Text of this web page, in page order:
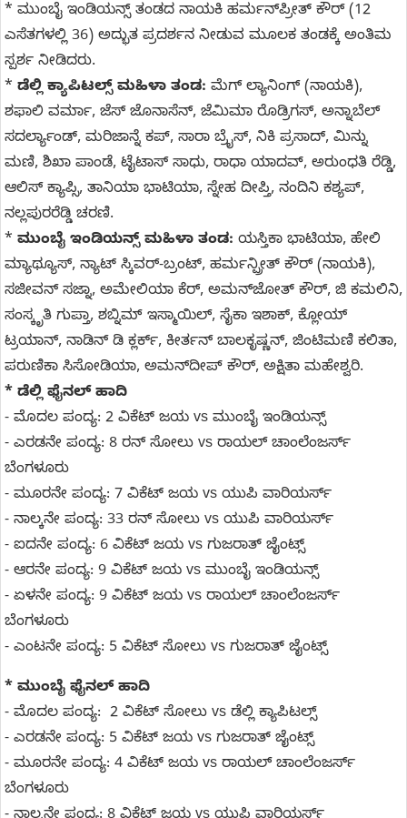
* ಮುಂಬೈ ಇಂಡಿಯನ್ಸ್ ತಂಡದ ನಾಯಕಿ ಹರ್ಮನ್‌ಪ್ರೀತ್ ಕೌರ್ (12
ಎಸೆತಗಳಲ್ಲಿ 36) ಅದ್ಭುತ ಪ್ರದರ್ಶನ ನೀಡುವ ಮೂಲಕ ತಂಡಕ್ಕೆ ಅಂತಿಮ
ಸ್ಪರ್ಶ ನೀಡಿದರು.
* ಡೆಲ್ಲಿ ಕ್ಯಾಪಿಟಲ್ಸ್ ಮಹಿಳಾ ತಂಡ: ಮೆಗ್ ಲ್ಯಾನಿಂಗ್ (ನಾಯಕಿ),
ಶಫಾಲಿ ವರ್ಮಾ, ಜೆಸ್ ಜೊನಾಸೆನ್, ಜೆಮಿಮಾ ರೊಡ್ರಿಗಸ್, ಅನ್ನಾಬೆಲ್
ಸದರ್ಲ್ಯಾಂಡ್, ಮರಿಜಾನ್ನೆ ಕಪ್, ಸಾರಾ ಬ್ರೈಸ್, ನಿಕಿ ಪ್ರಸಾದ್, ಮಿನ್ನು
ಮಣಿ, ಶಿಖಾ ಪಾಂಡೆ, ಟೈಟಾಸ್ ಸಾಧು, ರಾಧಾ ಯಾದವ್, ಅರುಂಧತಿ ರೆಡ್ಡಿ,
ಆಲಿಸ್ ಕ್ಯಾಪ್ಸಿ, ತಾನಿಯಾ ಭಾಟಿಯಾ, ಸ್ನೇಹ ದೀಪ್ತಿ, ನಂದಿನಿ ಕಶ್ಯಪ್,
ನಲ್ಲಪುರರೆಡ್ಡಿ ಚರಣಿ.
* ಮುಂಬೈ ಇಂಡಿಯನ್ಸ್ ಮಹಿಳಾ ತಂಡ: ಯಸ್ತಿಕಾ ಭಾಟಿಯಾ, ಹೇಲಿ
ಮ್ಯಾಥ್ಯೂಸ್, ನ್ಯಾಟ್ ಸ್ಕಿವರ್-ಬ್ರಂಟ್, ಹರ್ಮನ್ಪ್ರೀತ್ ಕೌರ್ (ನಾಯಕಿ),
ಸಜೀವನ್ ಸಜ್ನಾ, ಅಮೇಲಿಯಾ ಕೆರ್, ಅಮನ್‌ಜೋತ್ ಕೌರ್, ಜಿ ಕಮಲಿನಿ,
ಸಂಸ್ಕೃತಿ ಗುಪ್ತಾ, ಶಬ್ನಿಮ್ ಇಸ್ಮಾಯಿಲ್, ಸೈಕಾ ಇಶಾಕ್, ಕ್ಲೋಯ್
ಟ್ರಯಾನ್, ನಾಡಿನ್ ಡಿ ಕ್ಲರ್ಕ್, ಕೀರ್ತನ್ ಬಾಲಕೃಷ್ಣನ್, ಜಿಂಟಿಮಣಿ ಕಲಿತಾ,
ಪರುಣಿಕಾ ಸಿಸೋಡಿಯಾ, ಅಮನ್‌ದೀಪ್ ಕೌರ್, ಅಕ್ಷಿತಾ ಮಹೇಶ್ವರಿ.
* ಡೆಲ್ಲಿ ಫೈನಲ್‌ ಹಾದಿ
- ಮೊದಲ ಪಂದ್ಯ: 2 ವಿಕೆಟ್‌ ಜಯ vs ಮುಂಬೈ ಇಂಡಿಯನ್ಸ್‌
- ಎರಡನೇ ಪಂದ್ಯ: 8 ರನ್ ಸೋಲು vs ರಾಯಲ್‌ ಚಾಂಲೆಂಜರ್ಸ್‌
ಬೆಂಗಳೂರು
- ಮೂರನೇ ಪಂದ್ಯ: 7 ವಿಕೆಟ್‌ ಜಯ vs ಯುಪಿ ವಾರಿಯರ್ಸ್‌
- ನಾಲ್ಕನೇ ಪಂದ್ಯ: 33 ರನ್‌ ಸೋಲು vs ಯುಪಿ ವಾರಿಯರ್ಸ್‌
- ಐದನೇ ಪಂದ್ಯ: 6 ವಿಕೆಟ್‌ ಜಯ vs ಗುಜರಾತ್‌ ಜೈಂಟ್ಸ್‌
- ಆರನೇ ಪಂದ್ಯ: 9 ವಿಕೆಟ್‌ ಜಯ vs ಮುಂಬೈ ಇಂಡಿಯನ್ಸ್‌
- ಏಳನೇ ಪಂದ್ಯ: 9 ವಿಕೆಟ್‌ ಜಯ vs ರಾಯಲ್‌ ಚಾಂಲೆಂಜರ್ಸ್‌
ಬೆಂಗಳೂರು
- ಎಂಟನೇ ಪಂದ್ಯ: 5 ವಿಕೆಟ್‌ ಸೋಲು vs ಗುಜರಾತ್‌ ಜೈಂಟ್ಸ್‌
* ಮುಂಬೈ ಫೈನಲ್‌ ಹಾದಿ
- ಮೊದಲ ಪಂದ್ಯ: 2 ವಿಕೆಟ್‌ ಸೋಲು vs ಡೆಲ್ಲಿ ಕ್ಯಾಪಿಟಲ್ಸ್‌
- ಎರಡನೇ ಪಂದ್ಯ: 5 ವಿಕೆಟ್‌ ಜಯ vs ಗುಜರಾತ್‌ ಜೈಂಟ್ಸ್‌
- ಮೂರನೇ ಪಂದ್ಯ: 4 ವಿಕೆಟ್‌ ಜಯ vs ರಾಯಲ್‌ ಚಾಂಲೆಂಜರ್ಸ್‌
ಬೆಂಗಳೂರು